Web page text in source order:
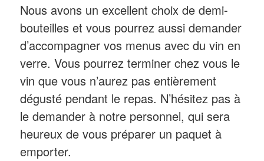
Nous avons un excellent choix de demi-
bouteilles et vous pourrez aussi demander
d’accompagner vos menus avec du vin en
verre. Vous pourrez terminer chez vous le
vin que vous n’aurez pas entièrement
dégusté pendant le repas. N’hésitez pas à
le demander à notre personnel, qui sera
heureux de vous préparer un paquet à
emporter.